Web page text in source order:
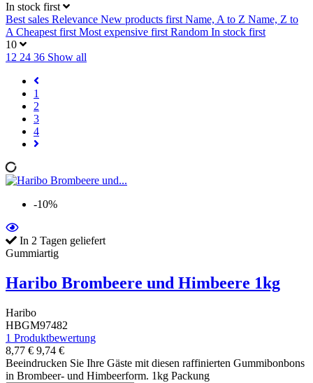
In stock first
Best sales Relevance New products firstName, A to Z Name, Z to
ACheapest firstMost expensive firstRandom In stock first
10
12 24 36 Show all
1
2
3
4
-10%
In 2 Tagen geliefert
Gummiartig
Haribo Brombeere und Himbeere 1kg
Haribo
HBGM97482
1 Produktbewertung
8,77 € 9,74 €
Beeindrucken Sie Ihre Gäste mit diesen raffinierten Gummibonbons
in Brombeer- und Himbeerform. 1kg Packung